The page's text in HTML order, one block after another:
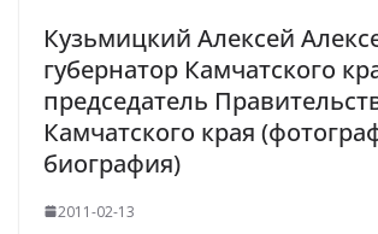
Кузьмицкий Алексей
губернатор Камчатского
председатель
Камчатского края
биография)
2011-02-13